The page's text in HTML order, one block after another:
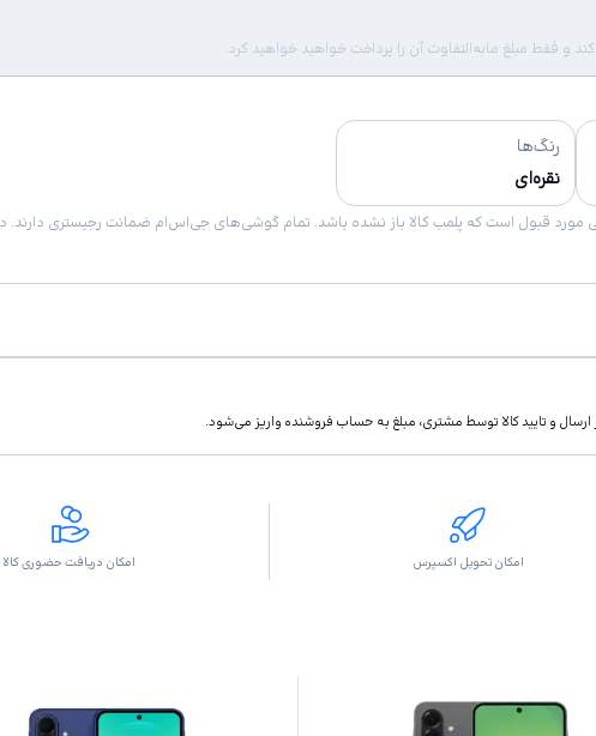
فقط مبلغ مابه‌التفاوت آن را پرداخت خواهید خواهید کرد.
رنگ‌ها
نقره‌ای
و تاييد كالا توسط مشتری، مبلغ به حساب فروشنده واريز مى‌شود.
امکان تحویل اکسپرس امکان دریافت حضوری کالا